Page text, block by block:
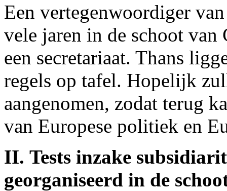
Een vertegenwoordiger
vele jaren in de schoot
een secretariaat. Thans
regels op tafel. Hopelijk
aangenomen, zodat terug
van Europese politiek en
II. Tests inzake
georganiseerd in de